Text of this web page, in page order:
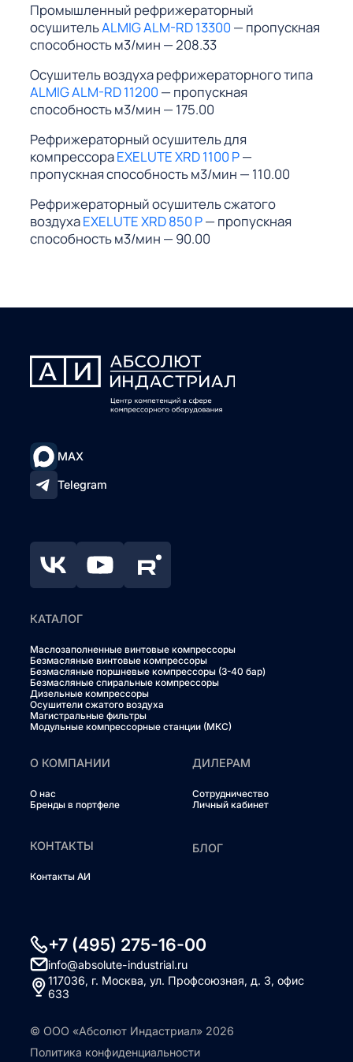
Промышленный рефрижераторный
осушительALMIG ALM-RD 13300 — пропускная
способность м3/мин — 208.33
Осушитель воздуха рефрижераторного типа
ALMIG ALM-RD 11200 — пропускная
способность м3/мин — 175.00
Рефрижераторный осушитель для
компрессораEXELUTE XRD 1100 P—
пропускная способность м3/мин — 110.00
Рефрижераторный осушитель сжатого
воздухаEXELUTE XRD 850 P— пропускная
способность м3/мин — 90.00
MAX
Telegram
КАТАЛОГ
Маслозаполненные винтовые компрессоры
Безмасляные винтовые компрессоры
Безмасляные поршневые компрессоры (3-40 бар)
Безмасляные спиральные компрессоры
Дизельные компрессоры
Осушители сжатого воздуха
Магистральные фильтры
Модульные компрессорные станции (МКС)
О КОМПАНИИ
О нас
Бренды в портфеле
ДИЛЕРАМ
Сотрудничество
Личный кабинет
КОНТАКТЫ
Контакты АИ
БЛОГ
+7 (495) 275-16-00
info@absolute-industrial.ru
117036, г. Москва, ул. Профсоюзная, д. 3, офис
633
© ООО «Абсолют Индастриал» 2026
Политика конфиденциальности